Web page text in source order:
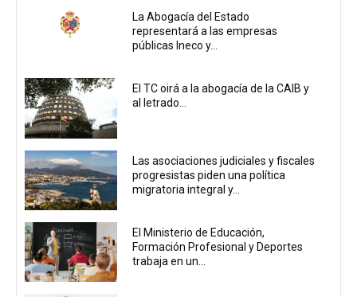
La Abogacía del Estado
representará a las empresas
públicas Ineco y...
El TC oirá a la abogacía de la CAIB y
al letrado...
Las asociaciones judiciales y fiscales
progresistas piden una política
migratoria integral y...
El Ministerio de Educación,
Formación Profesional y Deportes
trabaja en un...